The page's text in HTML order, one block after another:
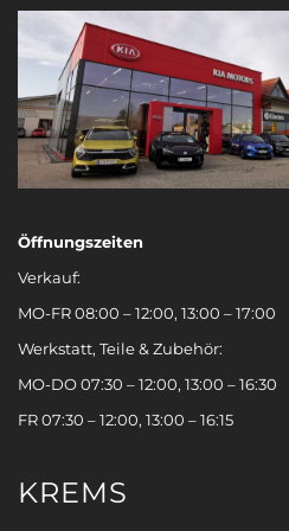
Öffnungszeiten
Verkauf:
MO-FR 08:00 – 12:00, 13:00 – 17:00
Werkstatt, Teile & Zubehör:
MO-DO 07:30 – 12:00, 13:00 – 16:30
FR 07:30 – 12:00, 13:00 – 16:15
KREMS